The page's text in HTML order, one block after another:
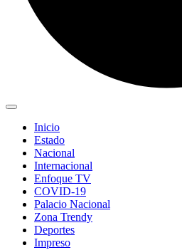
Inicio
Estado
Nacional
Internacional
Enfoque TV
COVID-19
Palacio Nacional
Zona Trendy
Deportes
Impreso